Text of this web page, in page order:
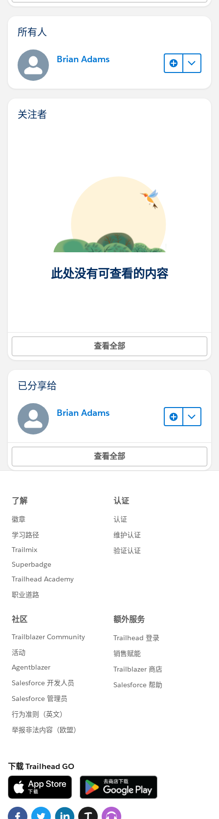
所有人
Brian Adams
关注者
此处没有可查看的内容
查看全部
已分享给
Brian Adams
查看全部